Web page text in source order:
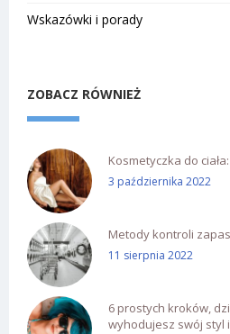
Wskazówki i porady
ZOBACZ RÓWNIEŻ
Kosmetyczka do
3 października 2022
Metody kontroli
11 sierpnia 2022
6 prostych kroków,
wyhodujesz swój styl